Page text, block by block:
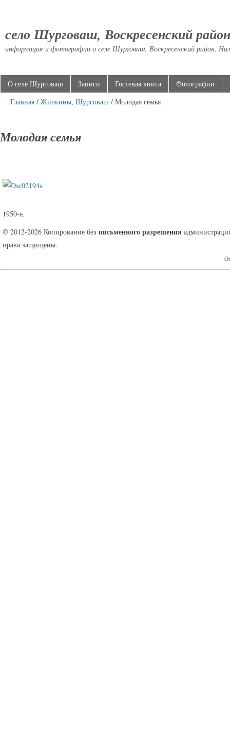
село Шурговаш, Воскресенский район
информация и фотографии о селе Шурговаш, Воскресенский район,
О селе Шурговаш Записи Гостевая книга Фотографии
Главная / Жилкины, Шурговаш / Молодая семья
Молодая семья
1950-е.
© 2012-2026 Копирование без письменного разрешения
права защищены.